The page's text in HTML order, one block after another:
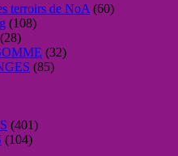
terroirs de NoA (60)
(108)
(28)
(32)
(85)
(401)
(104)